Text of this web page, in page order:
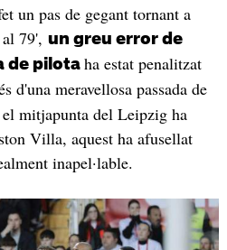
un pas de gegant tornant a
79', un greu error de
de pilota ha estat penalitzat
d'una meravellosa passada de
mitjapunta del Leipzig ha
Villa, aquest ha afusellat
inapel·lable.